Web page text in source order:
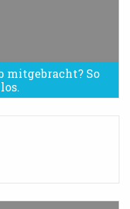
mitgebracht? So